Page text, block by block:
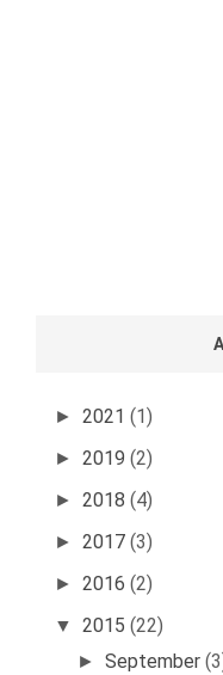
► 2021 (1)
► 2019 (2)
► 2018 (4)
► 2017 (3)
► 2016 (2)
▼ 2015 (22)
►September